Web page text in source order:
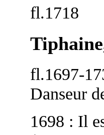
fl.1718
fl.1697-
Danseur
1698 : Il